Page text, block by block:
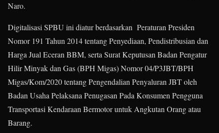
Naro.
Digitalisasi SPBU ini diatur berdasarkan Peraturan Presiden
Nomor 191 Tahun 2014 tentang Penyediaan, Pendistribusian dan
Harga Jual Eceran BBM, serta Surat Keputusan Badan Pengatur
Hilir Minyak dan Gas (BPH Migas) Nomor 04/P3JBT/BPH
Migas/Kom/2020 tentang Pengendalian Penyaluran JBT oleh
Badan Usaha Pelaksana Penugasan Pada Konsumen Pengguna
Transportasi Kendaraan Bermotor untuk Angkutan Orang atau
Barang.